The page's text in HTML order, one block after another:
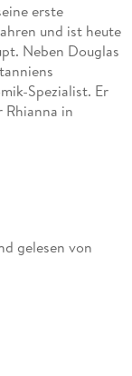
erste
und ist heute
Neben Douglas
Spezialist. Er
Rhianna in
gelesen von